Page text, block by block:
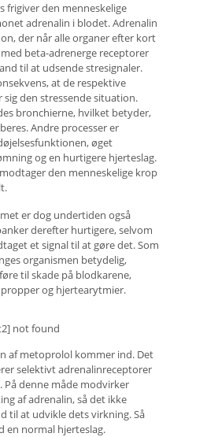
frigiver den menneskelige
adrenalin i blodet. Adrenalin
der når alle organer efter kort
beta-adrenerge receptorer
til at udsende stresignaler.
at de respektive
sig den stressende situation.
bronchierne, hvilket betyder,
Andre processer er
øget
og en hurtigere hjerteslag.
den menneskelige krop
er dog undertiden også
derefter hurtigere, selvom
et signal til at gøre det. Som
organismen betydelig,
til skade på blodkarene,
og hjertearytmier.
not found
af ​​metoprolol kommer ind. Det
selektivt adrenalinreceptorer
På denne måde modvirker
af adrenalin, så det ikke
til at udvikle dets virkning. Så
en normal hjerteslag.